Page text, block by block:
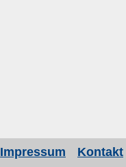
Impressum Kontakt